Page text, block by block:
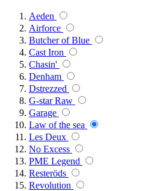
Aeden
Airforce
Butcher of Blue
Cast Iron
Chasin'
Denham
Dstrezzed
G-star Raw
Garage
Law of the sea
Les Deux
No Excess
PME Legend
Resteröds
Revolution